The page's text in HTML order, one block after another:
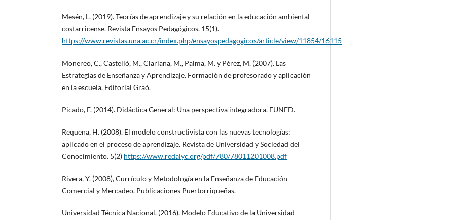
Mesén, L. (2019). Teorías de aprendizaje y su relación en la educación ambiental
costarricense. Revista Ensayos Pedagógicos. 15(1).
https://www.revistas.una.ac.cr/index.php/ensayospedagogicos/article/view/11854/16115
Monereo, C., Castelló, M., Clariana, M., Palma, M. y Pérez, M. (2007). Las
Estrategias de Enseñanza y Aprendizaje. Formación de profesorado y aplicación
en la escuela. Editorial Graó.
Picado, F. (2014). Didáctica General: Una perspectiva integradora. EUNED.
Requena, H. (2008). El modelo constructivista con las nuevas tecnologías:
aplicado en el proceso de aprendizaje. Revista de Universidad y Sociedad del
Conocimiento. 5(2) https://www.redalyc.org/pdf/780/78011201008.pdf
Rivera, Y. (2008), Currículo y Metodología en la Enseñanza de Educación
Comercial y Mercadeo. Publicaciones Puertorriqueñas.
Universidad Técnica Nacional. (2016). Modelo Educativo de la Universidad